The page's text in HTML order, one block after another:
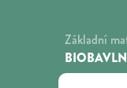
Základní